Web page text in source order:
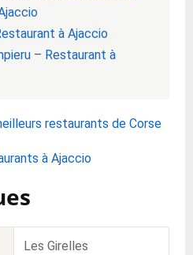
à Ajaccio
– Restaurant à
restaurants de Corse
à Ajaccio
Les Girelles